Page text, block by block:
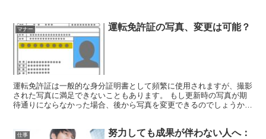
マナー 運転免許証の写真、変更は可能？
運転免許証は一般的な身分証明書として頻繁に使用されますが、撮影
された写真に満足できないこともあります。 もし更新時の写真が期
待通りにならなかった場合、後から写真を変更できるのでしょうか？
仕事
努力しても成果が伴わない人へ：